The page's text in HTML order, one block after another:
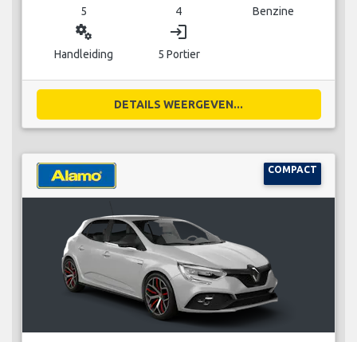
5 4 Benzine
miscellaneous_services
Handleiding
login
5 Portier
DETAILS WEERGEVEN...
COMPACT